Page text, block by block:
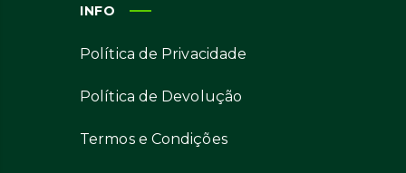
INFO
Política de Privacidade
Política de Devolução
Termos e Condições